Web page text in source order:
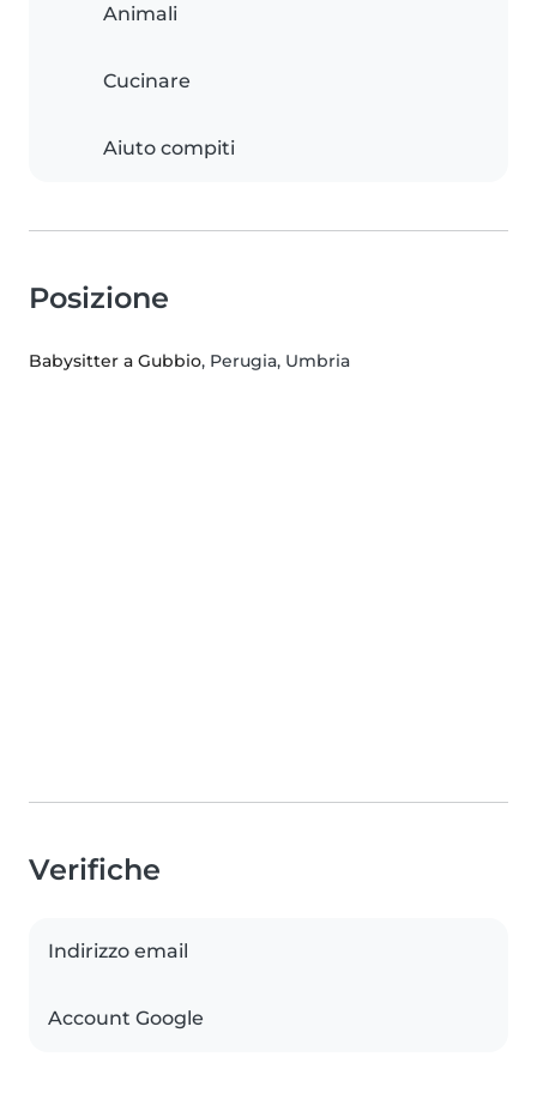
Animali
Cucinare
Aiuto compiti
Posizione
Babysitter a Gubbio, Perugia, Umbria
Verifiche
Indirizzo email
Account Google